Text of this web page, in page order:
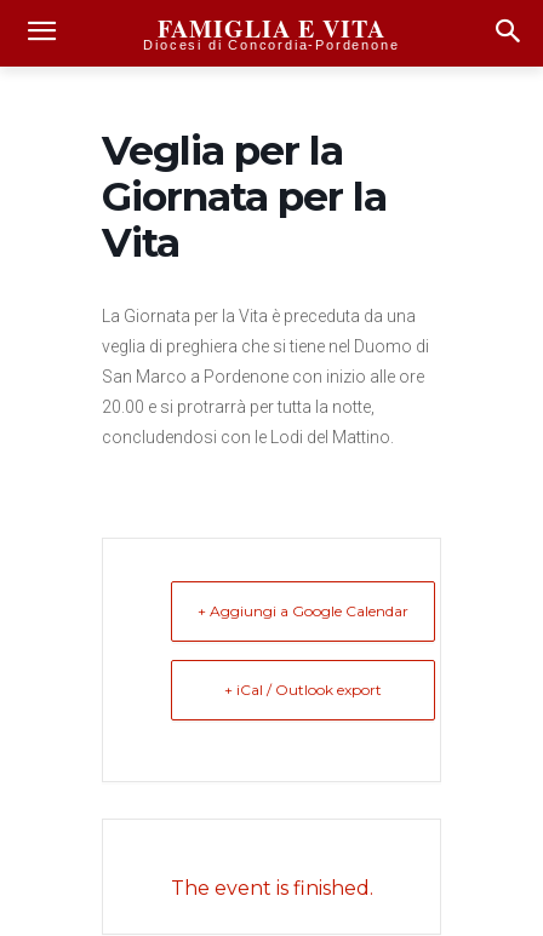
FAMIGLIA E VITA
Diocesi di Concordia-Pordenone
Veglia per la
Giornata per la
Vita
La Giornata per la Vita è preceduta da una
veglia di preghiera che si tiene nel Duomo di
San Marco a Pordenone con inizio alle ore
20.00 e si protrarrà per tutta la notte,
concludendosi con le Lodi del Mattino.
+ Aggiungi a Google Calendar
+ iCal / Outlook export
The event is finished.